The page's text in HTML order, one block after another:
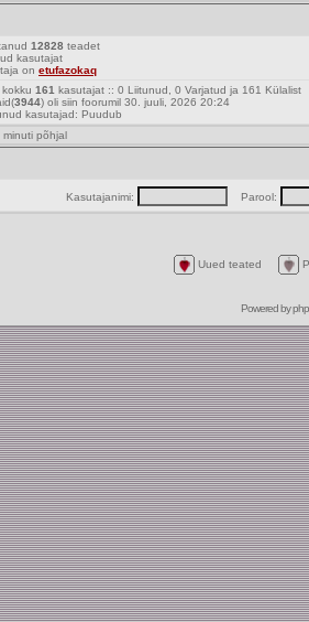
12828 teadet
kasutajat
on etufazokaq
161 kasutajat :: 0 Liitunud, 0 Varjatud ja 161
3944) oli siin foorumil 30. juuli, 2026 20:24
kasutajad: Puudub
minuti põhjal
Kasutajanimi: Parool:
Uued teated
Powered by